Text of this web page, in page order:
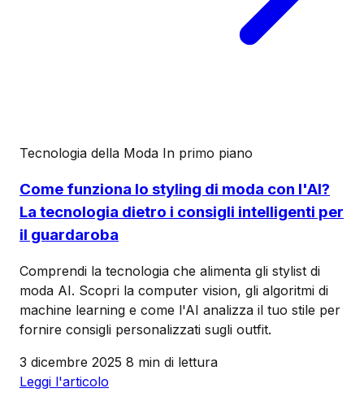
Tecnologia della Moda In primo piano
Come funziona lo styling di moda con l'AI?
La tecnologia dietro i consigli intelligenti per
il guardaroba
Comprendi la tecnologia che alimenta gli stylist di
moda AI. Scopri la computer vision, gli algoritmi di
machine learning e come l'AI analizza il tuo stile per
fornire consigli personalizzati sugli outfit.
3 dicembre 2025 8 min di lettura
Leggi l'articolo